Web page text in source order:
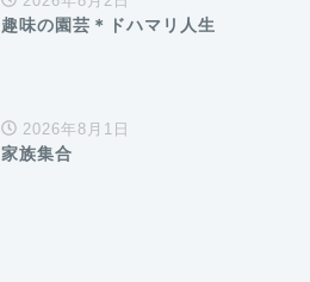
趣味の園芸＊ドハマリ人生
2026年8月1日
家族集合